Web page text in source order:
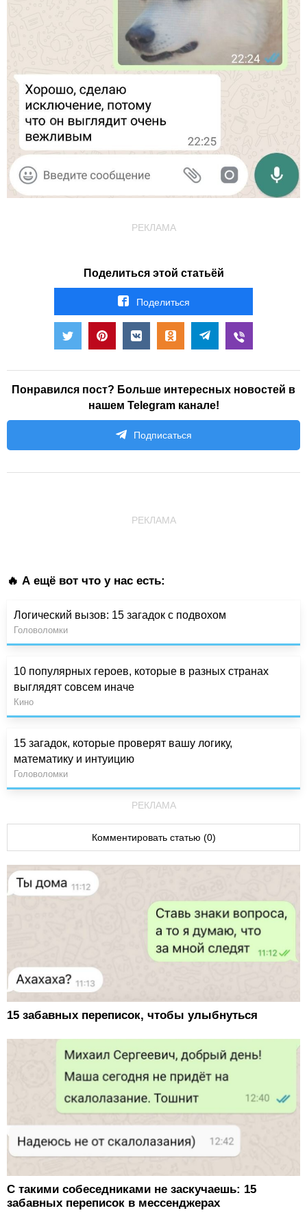
РЕКЛАМА
Поделиться этой статьёй
Поделиться
Понравился пост? Больше интересных новостей в
нашем Telegram канале!
Подписаться
РЕКЛАМА
🔥 А ещё вот что у нас есть:
Логический вызов: 15 загадок с подвохом
Головоломки
10 популярных героев, которые в разных странах
выглядят совсем иначе
Кино
15 загадок, которые проверят вашу логику,
математику и интуицию
Головоломки
РЕКЛАМА
Комментировать статью (0)
15 забавных переписок, чтобы улыбнуться
С такими собеседниками не заскучаешь: 15
забавных переписок в мессенджерах